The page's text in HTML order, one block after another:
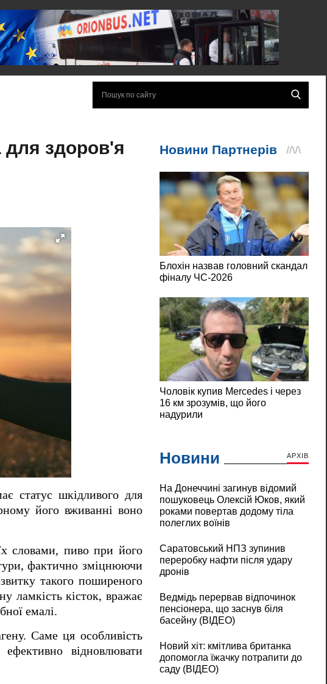
для здоров'я
статус шкідливого для
його вживанні воно
словами, пиво при його
фактично зміцнюючи
такого поширеного
ламкість кісток, вражає
емалі.
Саме ця особливість
відновлювати
Новини АРХІВ
На Донеччині загинув відомий
пошуковець Олексій Юков, який
роками повертав додому тіла
полеглих воїнів
Саратовський НПЗ зупинив
переробку нафти після удару
дронів
Ведмідь перервав відпочинок
пенсіонера, що заснув біля
басейну (ВІДЕО)
Новий хіт: кмітлива британка
допомогла їжачку потрапити до
саду (ВІДЕО)